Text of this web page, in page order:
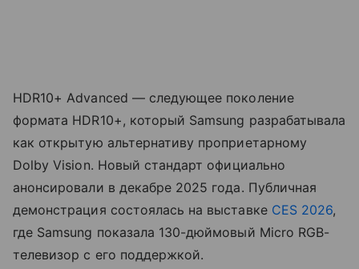
HDR10+ Advanced — следующее поколение
формата HDR10+, который Samsung разрабатывала
как открытую альтернативу проприетарному
Dolby Vision. Новый стандарт официально
анонсировали в декабре 2025 года. Публичная
демонстрация состоялась на выставке CES 2026,
где Samsung показала 130-дюймовый Micro RGB-
телевизор с его поддержкой.